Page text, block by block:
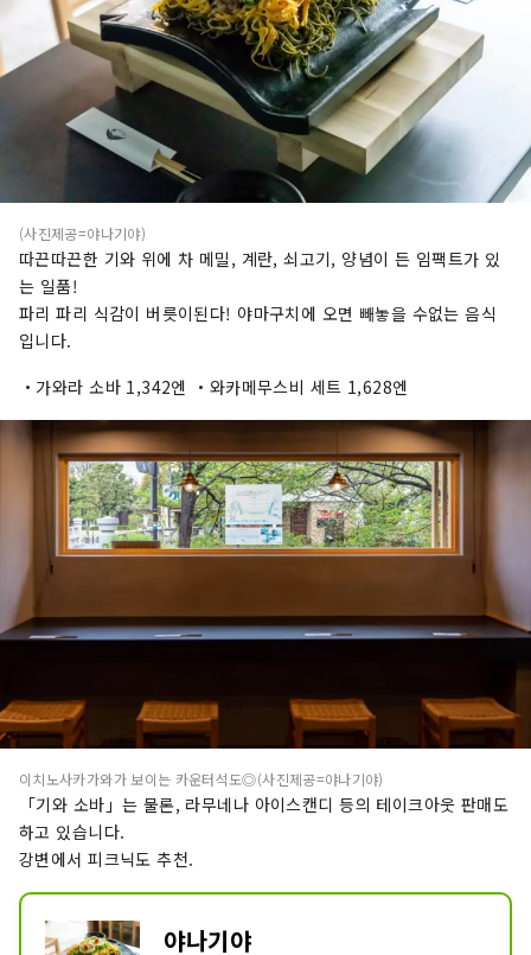
(사진제공=야나기야)
따끈따끈한 기와 위에 차 메밀, 계란, 쇠고기, 양념이 든 임팩트가 있
는 일품!
파리 파리 식감이 버릇이된다! 야마구치에 오면 빼놓을 수없는 음식
입니다.
・가와라 소바 1,342엔 ・와카메무스비 세트 1,628엔
이치노사카가와가 보이는 카운터석도◎(사진제공=야나기야)
「기와 소바」는 물론, 라무네나 아이스캔디 등의 테이크아웃 판매도
하고 있습니다.
강변에서 피크닉도 추천.
야나기야